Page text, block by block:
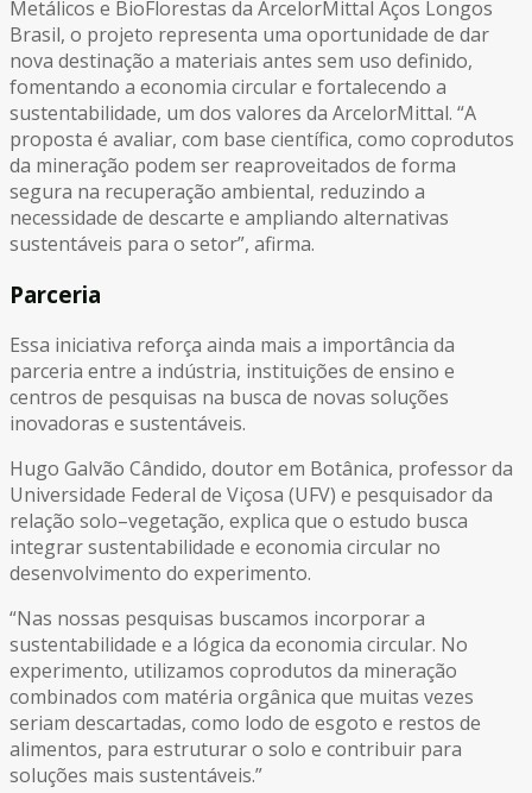
Metálicos e BioFlorestas da ArcelorMittal Aços Longos
Brasil, o projeto representa uma oportunidade de dar
nova destinação a materiais antes sem uso definido,
fomentando a economia circular e fortalecendo a
sustentabilidade, um dos valores da ArcelorMittal. “A
proposta é avaliar, com base científica, como coprodutos
da mineração podem ser reaproveitados de forma
segura na recuperação ambiental, reduzindo a
necessidade de descarte e ampliando alternativas
sustentáveis para o setor”, afirma.
Parceria
Essa iniciativa reforça ainda mais a importância da
parceria entre a indústria, instituições de ensino e
centros de pesquisas na busca de novas soluções
inovadoras e sustentáveis.
Hugo Galvão Cândido, doutor em Botânica, professor da
Universidade Federal de Viçosa (UFV) e pesquisador da
relação solo–vegetação, explica que o estudo busca
integrar sustentabilidade e economia circular no
desenvolvimento do experimento.
“Nas nossas pesquisas buscamos incorporar a
sustentabilidade e a lógica da economia circular. No
experimento, utilizamos coprodutos da mineração
combinados com matéria orgânica que muitas vezes
seriam descartadas, como lodo de esgoto e restos de
alimentos, para estruturar o solo e contribuir para
soluções mais sustentáveis.”